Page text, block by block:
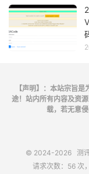
【声明】：本站宗旨
途！站内所有内容及资
载，若无意
© 2024-2026 测
请求次数：56 次